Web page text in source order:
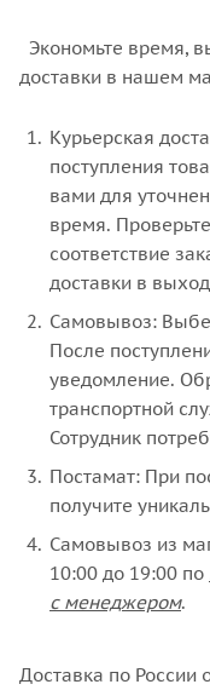
Экономьте время,
доставки в нашем
Курьерская
поступления
вами для
время.
соответствие
доставки в
Самовывоз:
После
уведомление.
транспортной
Сотрудник
Постамат: При
получите
Самовывоз из
10:00 до 19:00 по
с менеджером.
Доставка по России